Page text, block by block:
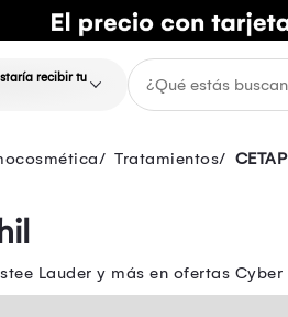
recibir tu
Tratamientos
Lauder y más en ofertas